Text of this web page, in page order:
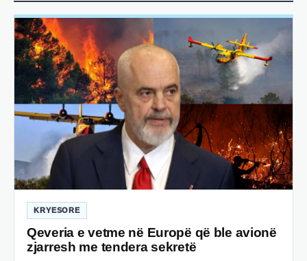
KRYESORE
Qeveria e vetme në Europë që ble avionë
zjarresh me tendera sekretë